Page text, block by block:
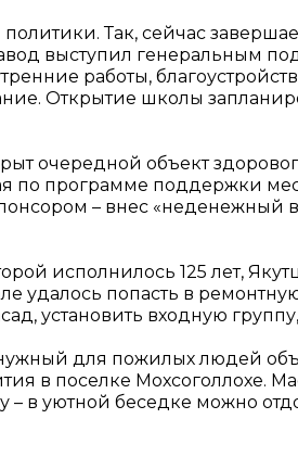
Так, сейчас
выступил генеральным
работы,
Открытие школы
очередной объект
по программе поддержки
– внес «неденежный
исполнилось 125 лет,
удалось попасть в
установить входную
для пожилых людей
в поселке Мохсоголлохе.
– в уютной беседке можно